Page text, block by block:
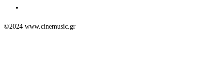
©2024 www.cinemusic.gr